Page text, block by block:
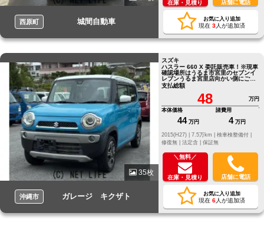
西原町 城間自動車
在庫・見積り 店舗に電話
お気に入り追加
現在 3人が追加済
35枚
沖縄市 ガレージ キクザト
スズキ
ハスラー 660 X 委託販売車！※現車
確認場所はうるま市宮里のセブンイ
レブンうるま宮里店向かい側にござ
います。
支払総額
48
万円
本体価格
44 万円
諸費用
4 万円
修復無 | 法定含 | 保証無
＼無料／
在庫・見積り 店舗に電話
お気に入り追加
現在 6人が追加済